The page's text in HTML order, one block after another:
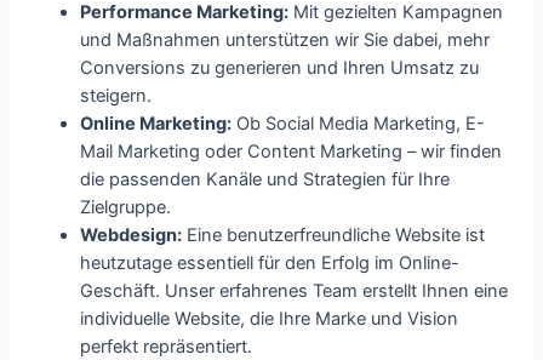
Performance Marketing: Mit gezielten Kampagnen
und Maßnahmen unterstützen wir Sie dabei, mehr
Conversions zu generieren und Ihren Umsatz zu
steigern.
Online Marketing: Ob Social Media Marketing, E-
Mail Marketing oder Content Marketing – wir finden
die passenden Kanäle und Strategien für Ihre
Zielgruppe.
Webdesign: Eine benutzerfreundliche Website ist
heutzutage essentiell für den Erfolg im Online-
Geschäft. Unser erfahrenes Team erstellt Ihnen eine
individuelle Website, die Ihre Marke und Vision
perfekt repräsentiert.